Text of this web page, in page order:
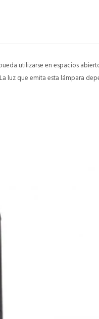
utilizarse en espacios
luz que emita esta lámpara